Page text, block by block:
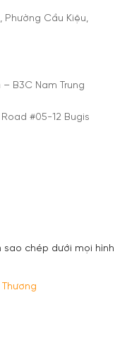
Cầu Kiệu,
B3C Nam Trung
#05-12 Bugis
sao chép dưới mọi hình